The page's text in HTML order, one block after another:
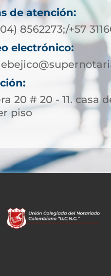
de atención:
8562273;/+57
electrónico:
20 # 20 - 11. casa
piso